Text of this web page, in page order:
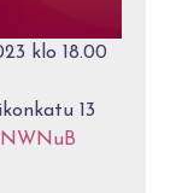
klo 18.00
13